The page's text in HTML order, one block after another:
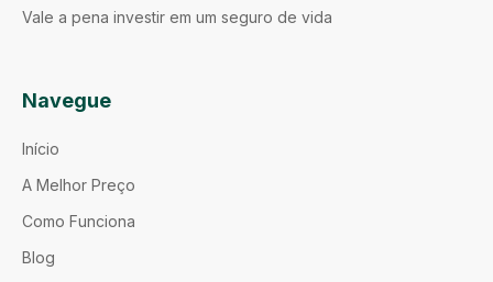
Vale a pena investir em um seguro de vida
Navegue
Início
A Melhor Preço
Como Funciona
Blog